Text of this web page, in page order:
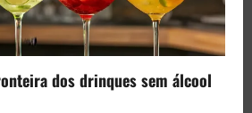
dos drinques sem álcool